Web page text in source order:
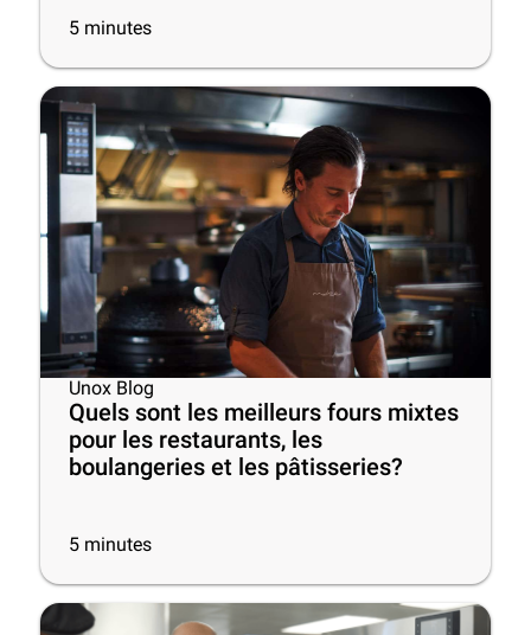
5 minutes
Unox Blog
Quels sont les meilleurs fours mixtes
pour les restaurants, les
boulangeries et les pâtisseries?
5 minutes